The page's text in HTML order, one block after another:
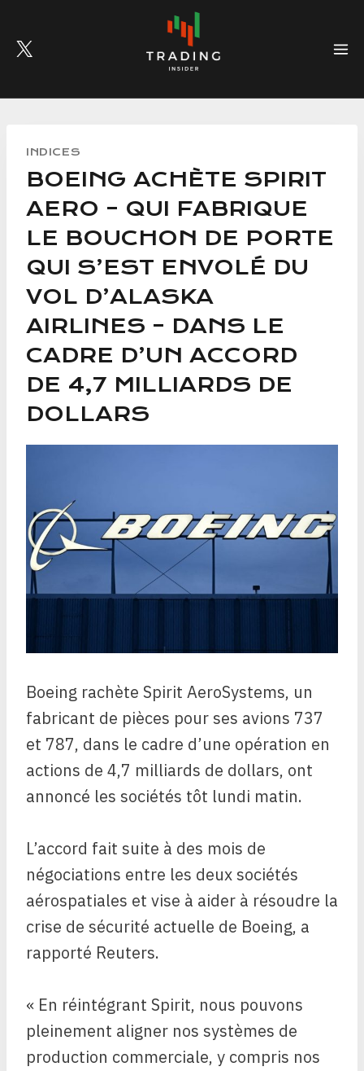
content
INDICES
BOEING ACHÈTE SPIRIT
AERO – QUI FABRIQUE
LE BOUCHON DE PORTE
QUI S’EST ENVOLÉ DU
VOL D’ALASKA
AIRLINES – DANS LE
CADRE D’UN ACCORD
DE 4,7 MILLIARDS DE
DOLLARS
Boeing rachète Spirit AeroSystems, un
fabricant de pièces pour ses avions 737
et 787, dans le cadre d’une opération en
actions de 4,7 milliards de dollars, ont
annoncé les sociétés tôt lundi matin.
L’accord fait suite à des mois de
négociations entre les deux sociétés
aérospatiales et vise à aider à résoudre la
crise de sécurité actuelle de Boeing, a
rapporté Reuters.
« En réintégrant Spirit, nous pouvons
pleinement aligner nos systèmes de
production commerciale, y compris nos